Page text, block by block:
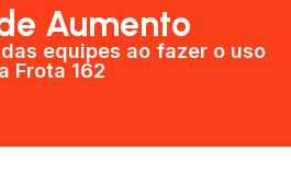
Aumento
equipes ao fazer o uso
Frota 162​